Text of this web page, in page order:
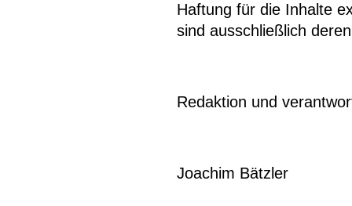
Haftung für die Inhalte
sind ausschließlich
Redaktion und
Joachim Bätzler